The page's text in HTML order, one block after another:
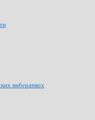
виберанкох